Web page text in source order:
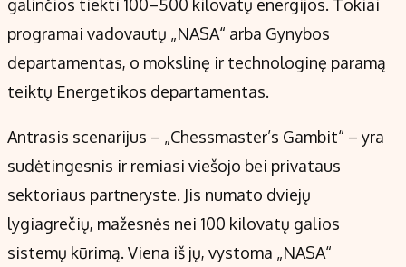
galinčios tiekti 100–500 kilovatų energijos. Tokiai
programai vadovautų „NASA“ arba Gynybos
departamentas, o mokslinę ir technologinę paramą
teiktų Energetikos departamentas.
Antrasis scenarijus – „Chessmaster’s Gambit“ – yra
sudėtingesnis ir remiasi viešojo bei privataus
sektoriaus partneryste. Jis numato dviejų
lygiagrečių, mažesnės nei 100 kilovatų galios
sistemų kūrimą. Viena iš jų, vystoma „NASA“